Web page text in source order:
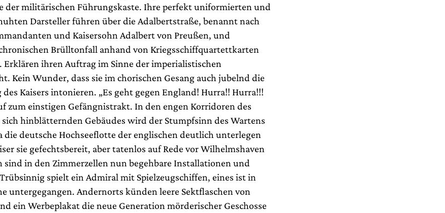
der militärischen Führungskaste. Ihre perfekt uniformierten und
Darsteller führen über die Adalbertstraße, benannt nach
und Kaisersohn Adalbert von Preußen, und
Brülltonfall anhand von Kriegsschiffquartettkarten
ihren Auftrag im Sinne der imperialistischen
Kein Wunder, dass sie im chorischen Gesang auch jubelnd die
Kaisers intonieren. „Es geht gegen England! Hurra!! Hurra!!!
zum einstigen Gefängnistrakt. In den engen Korridoren des
hinblätternden Gebäudes wird der Stumpfsinn des Wartens
die deutsche Hochseeflotte der englischen deutlich unterlegen
sie gefechtsbereit, aber tatenlos auf Rede vor Wilhelmshaven
sind in den Zimmerzellen nun begehbare Installationen und
spielt ein Admiral mit Spielzeugschiffen, eines ist in
untergegangen. Andernorts künden leere Sektflaschen von
ein Werbeplakat die neue Generation mörderischer Geschosse